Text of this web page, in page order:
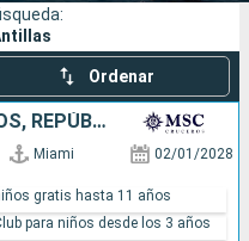
Buscar
Ordenar
SAN MARTÍN, ESTADOS UNIDOS, REPÚBLICA DOMINICANA
Miami 02/01/2028
gratis hasta 11 años
para niños desde los 3 años